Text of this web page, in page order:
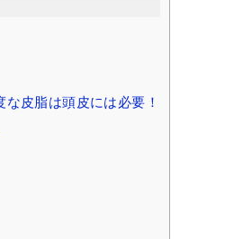
皮脂は頭皮には必要！